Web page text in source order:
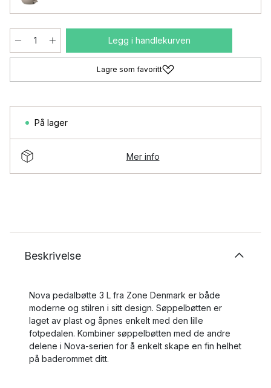
Legg i handlekurven
Lagre som favoritt
På lager
Mer info
Beskrivelse
Nova pedalbøtte 3 L fra Zone Denmark er både
moderne og stilren i sitt design. Søppelbøtten er
laget av plast og åpnes enkelt med den lille
fotpedalen. Kombiner søppelbøtten med de andre
delene i Nova-serien for å enkelt skape en fin helhet
på baderommet ditt.